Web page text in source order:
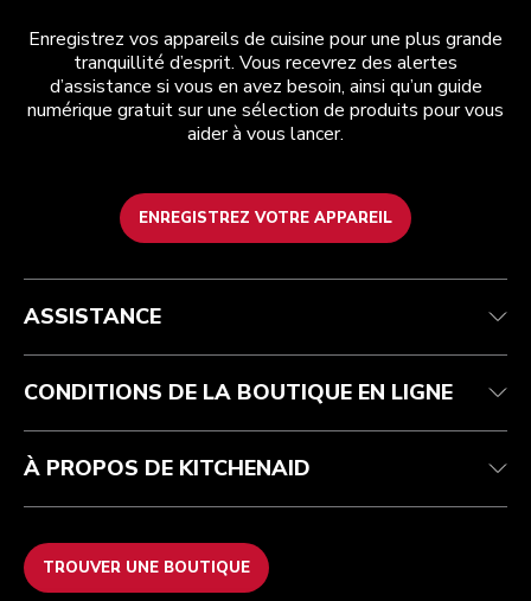
Enregistrez vos appareils de cuisine pour une plus grande
tranquillité d’esprit. Vous recevrez des alertes
d’assistance si vous en avez besoin, ainsi qu’un guide
numérique gratuit sur une sélection de produits pour vous
aider à vous lancer.
ENREGISTREZ VOTRE APPAREIL
Service après-vente
Garantie et documents
Contactez-nous
Conditions générales de vente
Retours et remboursements
Imprint
ODR
La marque
Trouver une boutique
ASSISTANCE
CONDITIONS DE LA BOUTIQUE EN LIGNE
À PROPOS DE KITCHENAID
TROUVER UNE BOUTIQUE